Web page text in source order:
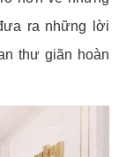
ra những lời
thư giãn hoàn